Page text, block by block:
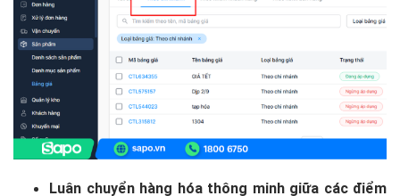
Luân chuyển hàng hóa thông minh giữa các điểm